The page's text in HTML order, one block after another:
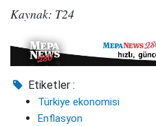
Kaynak: T24
Etiketler :
Türkiye ekonomisi
Enflasyon